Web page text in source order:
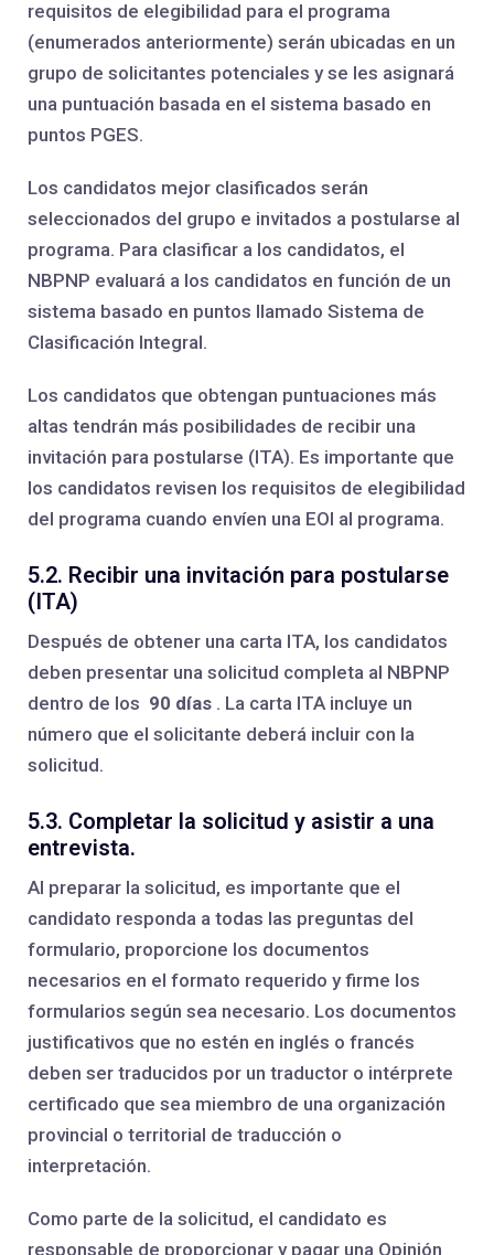
requisitos de elegibilidad para el programa
(enumerados anteriormente) serán ubicadas en un
grupo de solicitantes potenciales y se les asignará
una puntuación basada en el sistema basado en
puntos PGES.
Los candidatos mejor clasificados serán
seleccionados del grupo e invitados a postularse al
programa. Para clasificar a los candidatos, el
NBPNP evaluará a los candidatos en función de un
sistema basado en puntos llamado Sistema de
Clasificación Integral.
Los candidatos que obtengan puntuaciones más
altas tendrán más posibilidades de recibir una
invitación para postularse (ITA). Es importante que
los candidatos revisen los requisitos de elegibilidad
del programa cuando envíen una EOI al programa.
5.2. Recibir una invitación para postularse
(ITA)
Después de obtener una carta ITA, los candidatos
deben presentar una solicitud completa al NBPNP
dentro de los 90 días . La carta ITA incluye un
número que el solicitante deberá incluir con la
solicitud.
5.3. Completar la solicitud y asistir a una
entrevista.
Al preparar la solicitud, es importante que el
candidato responda a todas las preguntas del
formulario, proporcione los documentos
necesarios en el formato requerido y firme los
formularios según sea necesario. Los documentos
justificativos que no estén en inglés o francés
deben ser traducidos por un traductor o intérprete
certificado que sea miembro de una organización
provincial o territorial de traducción o
interpretación.
Como parte de la solicitud, el candidato es
responsable de proporcionar y pagar una Opinión